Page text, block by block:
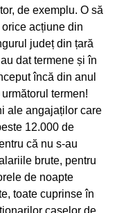
de exemplu. O să
acțiune din
județ din țară
dat termene și în
încă din anul
termen!
ale angajaților care
12.000 de
că nu s-au
brute, pentru
de noapte
toate cuprinse în
caselor de